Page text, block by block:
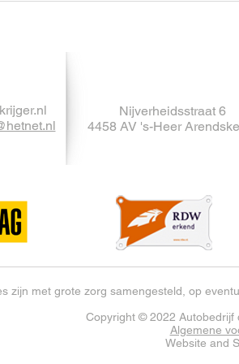
Nijverheidsstraat 6
4458 AV 's-Heer
zijn met grote zorg samengesteld, op
Copyright © 2022 Autobedrijf
Algemene
Website and